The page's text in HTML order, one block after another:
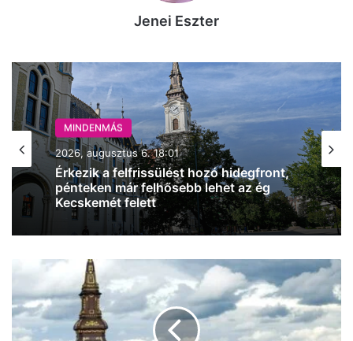
Jenei Eszter
MINDENMÁS
2026, augusztus 6. 18:01
Érkezik a felfrissülést hozó hidegfront,
pénteken már felhősebb lehet az ég
Kecskemét felett
MINDENMÁS
2026, augusztus 6. 17:48
szombattól már csak másodfokú lesz a
hőségriasztás
változékony,
szeles
időjárás
várható